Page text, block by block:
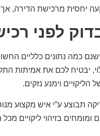
יחסית מרכישת הדירה,
לפני
כמה נתונים כלליים
יבטיח לכם את אמיתות
וימנע נזקים.
תבוצע ע”י איש מקצוע
בזיהוי ליקויים מכל